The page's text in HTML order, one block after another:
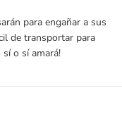
para engañar a sus
de transportar para
sí o sí amará!